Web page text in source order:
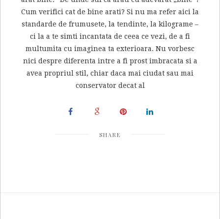
Cum verifici cat de bine arati? Si nu ma refer aici la
standarde de frumusete, la tendinte, la kilograme –
ci la a te simti incantata de ceea ce vezi, de a fi
multumita cu imaginea ta exterioara. Nu vorbesc
nici despre diferenta intre a fi prost imbracata si a
avea propriul stil, chiar daca mai ciudat sau mai
conservator decat al
SHARE